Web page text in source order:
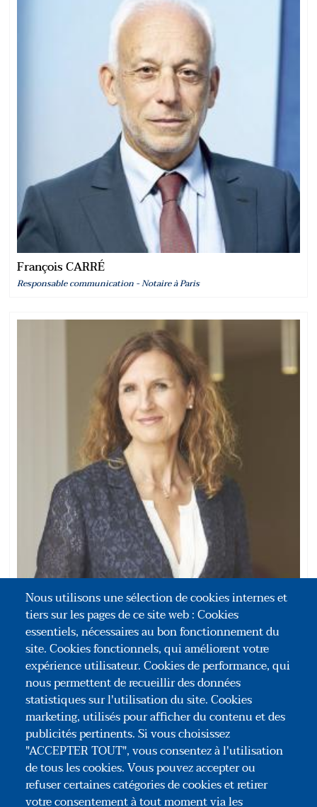
François CARRÉ
Responsable communication - Notaire à Paris
Elisabeth DUPART-LAMBLIN
Secrétaire générale - Paris
Nous utilisons une sélection de cookies internes et
tiers sur les pages de ce site web : Cookies
essentiels, nécessaires au bon fonctionnement du
site. Cookies fonctionnels, qui améliorent votre
expérience utilisateur. Cookies de performance, qui
nous permettent de recueillir des données
statistiques sur l'utilisation du site. Cookies
marketing, utilisés pour afficher du contenu et des
publicités pertinents. Si vous choisissez
"ACCEPTER TOUT", vous consentez à l'utilisation
de tous les cookies. Vous pouvez accepter ou
refuser certaines catégories de cookies et retirer
votre consentement à tout moment via les